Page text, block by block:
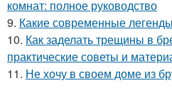
комнат: полное руководство
9. Какие современные
10. Как заделать трещины в
практические советы и
11. Не хочу в своем доме из